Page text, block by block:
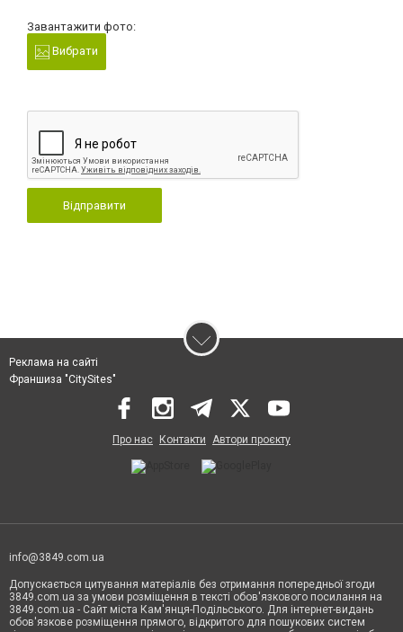
Завантажити фото:
Вибрати
Відправити
Реклама на сайті
Франшиза "CitySites"
Про нас Контакти Автори проєкту
info@3849.com.ua
Допускається цитування матеріалів без отримання попередньої згоди
3849.com.ua за умови розміщення в тексті обов'язкового посилання на
3849.com.ua - Сайт міста Кам'янця-Подільського. Для інтернет-видань
обов'язкове розміщення прямого, відкритого для пошукових систем